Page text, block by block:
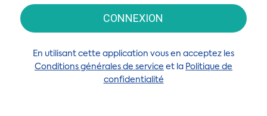
CONNEXION
En utilisant cette application vous en acceptez les
Conditions générales de service et la Politique de
confidentialité